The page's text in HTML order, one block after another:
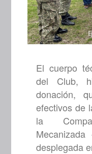
El cuerpo
del Club,
donación,
efectivos de
la
desplegada